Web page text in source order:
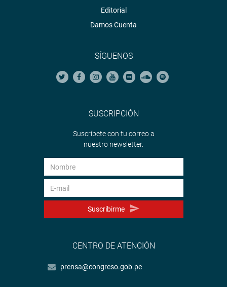
Editorial
Damos Cuenta
SÍGUENOS
SUSCRIPCIÓN
Suscríbete con tu correo a
nuestro newsletter.
Suscribirme
CENTRO DE ATENCIÓN
prensa@congreso.gob.pe